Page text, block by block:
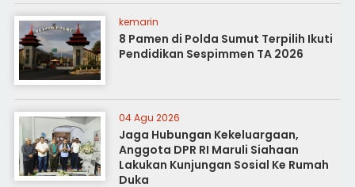
kemarin
8 Pamen di Polda Sumut Terpilih Ikuti
Pendidikan Sespimmen TA 2026
04 Agu 2026
Jaga Hubungan Kekeluargaan,
Anggota DPR RI Maruli Siahaan
Lakukan Kunjungan Sosial Ke Rumah
Duka